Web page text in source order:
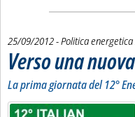
25/09/2012- Politica
Verso una
La prima giornata del 12°